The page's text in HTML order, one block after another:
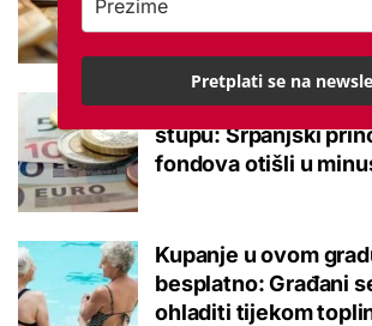
u drugom stupu
Negativna promjena
stupu: Srpanjski
fondova otišli u
Kupanje u ovom
besplatno: Građani
ohladiti tijekom
Pretplati se na